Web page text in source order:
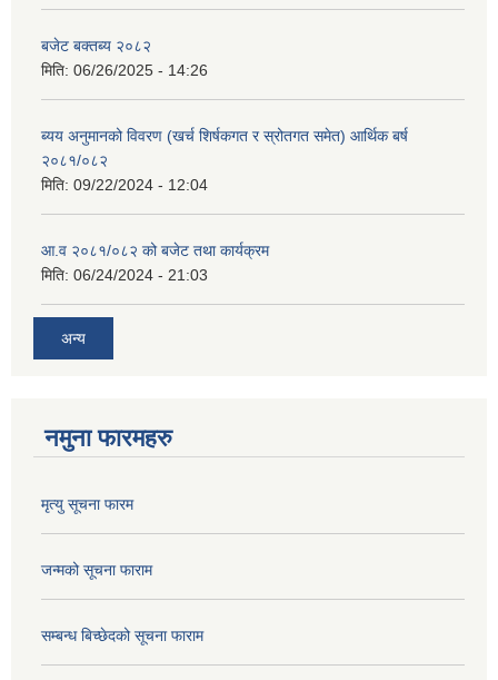
बजेट बक्तब्य २०८२
मिति: 06/26/2025 - 14:26
ब्यय अनुमानको विवरण (खर्च शिर्षकगत र स्रोतगत समेत) आर्थिक बर्ष
२०८१/०८२
मिति: 09/22/2024 - 12:04
आ.व २०८१/०८२ को बजेट तथा कार्यक्रम
मिति: 06/24/2024 - 21:03
अन्य
नमुना फारमहरु
मृत्यु सूचना फारम
जन्मको सूचना फाराम
सम्बन्ध बिच्छेदको सूचना फाराम